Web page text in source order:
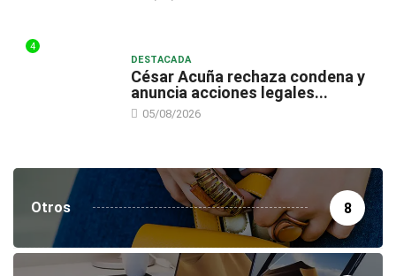
4
DESTACADA
César Acuña rechaza condena y
anuncia acciones legales...
05/08/2026
Otros 8